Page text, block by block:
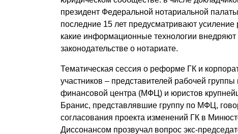
президент Федеральной нотариальной
последние 15 лет предусматривают
какие информационные технологии
законодательстве о нотариате.
Тематическая сессия о реформе ГК и
участников – представителей рабочей
финансовой центра (МФЦ) и юристов
Бранис, представлявшие группу по МФЦ,
согласования проекта изменений ГК в
Диссонансом прозвучал вопрос экс-